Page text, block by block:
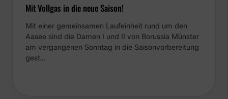
Mit Vollgas in die neue Saison!
Mit einer gemeinsamen Laufeinheit rund um den
Aasee sind die Damen I und II von Borussia Münster
am vergangenen Sonntag in die Saisonvorbereitung
gest…